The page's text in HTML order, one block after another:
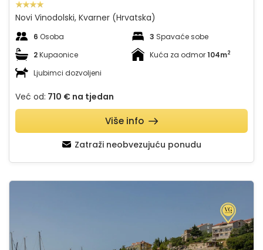
Novi Vinodolski, Kvarner (Hrvatska)
6 Osoba 3 Spavaće sobe
2Kupaonice Kuća za odmor104m2
Ljubimci dozvoljeni
Već od: 710 € na tjedan
Zatraži neobvezujuću ponudu
Više info